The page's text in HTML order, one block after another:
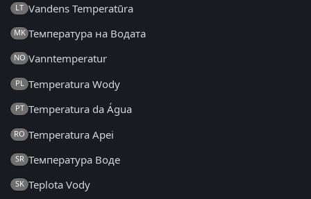
LT Vandens Temperatūra
MK Температура на Водата
NO Vanntemperatur
PL Temperatura Wody
PT Temperatura da Água
RO Temperatura Apei
SR Температура Воде
SK Teplota Vody